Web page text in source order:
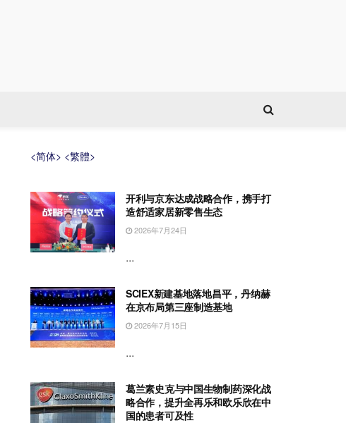
<简体> <繁體>
开利与京东达成战略合作，携手打
造舒适家居新零售生态
2026年7月24日
...
SCIEX新建基地落地昌平，丹纳赫
在京布局第三座制造基地
2026年7月15日
...
葛兰素史克与中国生物制药深化战
略合作，提升全再乐和欧乐欣在中
国的患者可及性